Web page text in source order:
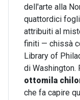
dell'arte alla
quattordici
attribuiti al
finiti — chissà
Library of
di Washington.
ottomila
che fa capire